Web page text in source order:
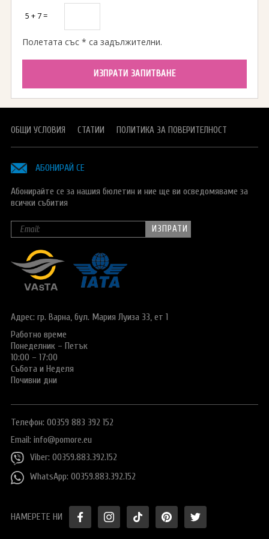
5 + 7 =
Полетата със * са задължителни.
ИЗПРАТИ ЗАПИТВАНЕ
ОБЩИ УСЛОВИЯ СТАТИИ ПОЛИТИКА ЗА ПОВЕРИТЕЛНОСТ
АБОНИРАЙ СЕ
Абонирайте се за нашия бюлетин и ние ще ви осведомяваме за
всички събития
Адрес: гр. Варна, бул. Мария Луиза 33, ет 1
Работно време
Понеделник – Петък
10:00 – 17:00
Събота и Неделя
Почивни дни
Телефон: 00359 883 392 152
Email: info@pomore.eu
Viber: 00359.883.392.152
WhatsApp: 00359.883.392.152
НАМЕРЕТЕ НИ